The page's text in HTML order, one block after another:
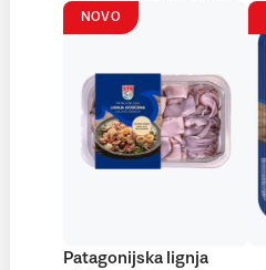
NOVO
Patagonijska lignja